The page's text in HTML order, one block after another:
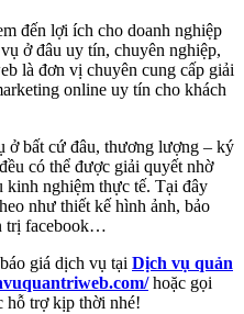
đến lợi ích cho doanh nghiệp
ở đâu uy tín, chuyên nghiệp,
là đơn vị chuyên cung cấp giải
online uy tín cho khách
ở bất cứ đâu, thương lượng – ký
có thể được giải quyết nhờ
kinh nghiệm thực tế. Tại đây
như thiết kế hình ảnh, bảo
trị facebook…
giá dịch vụ tại Dịch vụ quản
hoặc gọi
hỗ trợ kịp thời nhé!